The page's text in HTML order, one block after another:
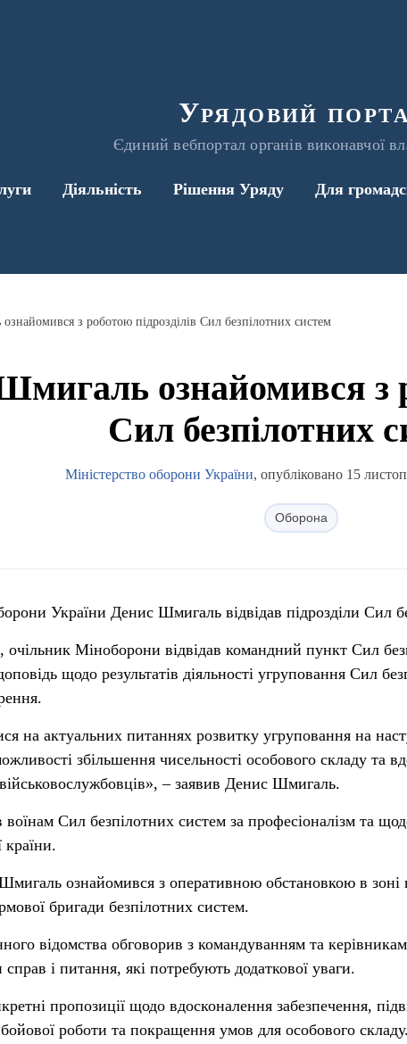
Урядовий
Єдиний вебпортал органів виконавчої
Діяльність Рішення Уряду Для
з роботою підрозділів Сил безпілотних систем
ознайомився з
Сил безпілотних
Міністерство оборони України, опубліковано 15
Оборона
України Денис Шмигаль відвідав підрозділи Сил
очільник Міноборони відвідав командний пункт Сил
щодо результатів діяльності угруповання Сил
на актуальних питаннях розвитку угруповання на
збільшення чисельності особового складу та
– заявив Денис Шмигаль.
воїнам Сил безпілотних систем за професіоналізм та
країни.
ознайомився з оперативною обстановкою в зоні
бригади безпілотних систем.
відомства обговорив з командуванням та
і питання, які потребують додаткової уваги.
пропозиції щодо вдосконалення забезпечення,
роботи та покращення умов для особового